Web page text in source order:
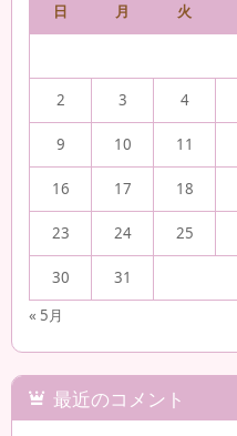
日
月 火
« 5月
2 3 4
9 10 11
16 17 18
23 24 25
30 31
最近のコメント